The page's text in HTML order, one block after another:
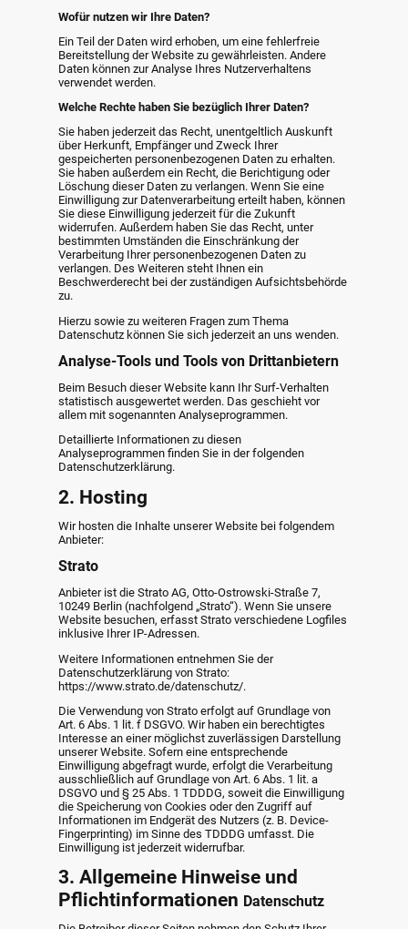
Wofür nutzen wir Ihre Daten?
Ein Teil der Daten wird erhoben, um eine fehlerfreie
Bereitstellung der Website zu gewährleisten. Andere
Daten können zur Analyse Ihres Nutzerverhaltens
verwendet werden.
Welche Rechte haben Sie bezüglich Ihrer Daten?
Sie haben jederzeit das Recht, unentgeltlich Auskunft
über Herkunft, Empfänger und Zweck Ihrer
gespeicherten personenbezogenen Daten zu erhalten.
Sie haben außerdem ein Recht, die Berichtigung oder
Löschung dieser Daten zu verlangen. Wenn Sie eine
Einwilligung zur Datenverarbeitung erteilt haben, können
Sie diese Einwilligung jederzeit für die Zukunft
widerrufen. Außerdem haben Sie das Recht, unter
bestimmten Umständen die Einschränkung der
Verarbeitung Ihrer personenbezogenen Daten zu
verlangen. Des Weiteren steht Ihnen ein
Beschwerderecht bei der zuständigen Aufsichtsbehörde
zu.
Hierzu sowie zu weiteren Fragen zum Thema
Datenschutz können Sie sich jederzeit an uns wenden.
Analyse-Tools und Tools von Drittanbietern
Beim Besuch dieser Website kann Ihr Surf-Verhalten
statistisch ausgewertet werden. Das geschieht vor
allem mit sogenannten Analyseprogrammen.
Detaillierte Informationen zu diesen
Analyseprogrammen finden Sie in der folgenden
Datenschutzerklärung.
2. Hosting
Wir hosten die Inhalte unserer Website bei folgendem
Anbieter:
Strato
Anbieter ist die Strato AG, Otto-Ostrowski-Straße 7,
10249 Berlin (nachfolgend „Strato“). Wenn Sie unsere
Website besuchen, erfasst Strato verschiedene Logfiles
inklusive Ihrer IP-Adressen.
Weitere Informationen entnehmen Sie der
Datenschutzerklärung von Strato:
https://www.strato.de/datenschutz/.
Die Verwendung von Strato erfolgt auf Grundlage von
Art. 6 Abs. 1 lit. f DSGVO. Wir haben ein berechtigtes
Interesse an einer möglichst zuverlässigen Darstellung
unserer Website. Sofern eine entsprechende
Einwilligung abgefragt wurde, erfolgt die Verarbeitung
ausschließlich auf Grundlage von Art. 6 Abs. 1 lit. a
DSGVO und § 25 Abs. 1 TDDDG, soweit die Einwilligung
die Speicherung von Cookies oder den Zugriff auf
Informationen im Endgerät des Nutzers (z. B. Device-
Fingerprinting) im Sinne des TDDDG umfasst. Die
Einwilligung ist jederzeit widerrufbar.
3. Allgemeine Hinweise und
Pflichtinformationen Datenschutz